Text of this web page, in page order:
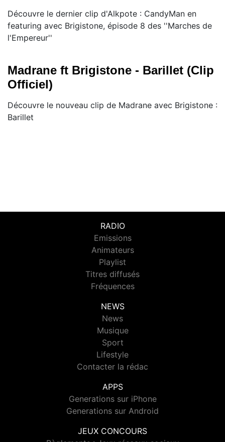
Découvre le dernier clip d'Alkpote : CandyMan en
featuring avec Brigistone, épisode 8 des ''Marches de
l'Empereur''
Madrane ft Brigistone - Barillet (Clip
Officiel)
Découvre le nouveau clip de Madrane avec Brigistone :
Barillet
RADIO
Emissions
Animateurs
Playlist
Titres diffusés
Fréquences
NEWS
News
Musique
Sport
Lifestyle
Contacter la rédac
APPS
Generations sur iPhone
Generations sur Android
JEUX CONCOURS